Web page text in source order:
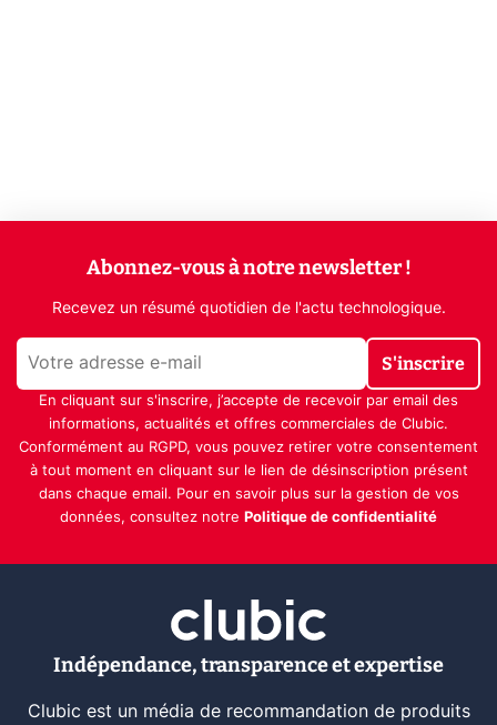
Abonnez-vous à notre newsletter !
Recevez un résumé quotidien de l'actu technologique.
S'inscrire
En cliquant sur s'inscrire, j’accepte de recevoir par email des
informations, actualités et offres commerciales de Clubic.
Conformément au RGPD, vous pouvez retirer votre consentement
à tout moment en cliquant sur le lien de désinscription présent
dans chaque email. Pour en savoir plus sur la gestion de vos
données, consultez notre Politique de confidentialité
Indépendance, transparence et expertise
Clubic est un média de recommandation de produits